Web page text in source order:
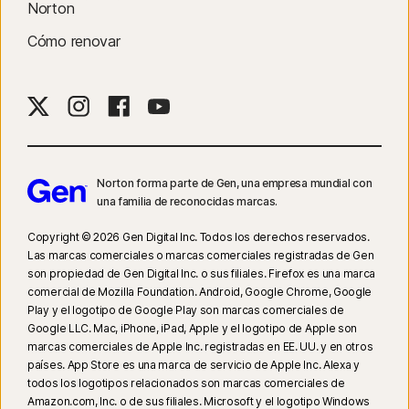
compatible con Internet Explorer. En iOS y Android, es necesario utilizar el
beneficios de las funciones.
Las funciones de Copia de seguridad en la nube solo están disponibles
en Windows (excepto Windows en modo S y Windows sobre un
Las funciones de SafeCam solo están disponibles en Windows (excepto
Windows en modo S y Windows sobre un procesador ARM).
Para activar la copia de seguridad de archivos de video o videos de
juegos, debe configurar los ajustes de copia de seguridad en Mis
documentos.
La función Optimización de notificaciones solo está disponible en
Windows (excepto Windows en modo S y Windows en un procesador
ARM).
Norton
Cómo renovar
Norton forma parte de Gen, una empresa mundial con
una familia de reconocidas marcas.
Copyright © 2026 Gen Digital Inc. Todos los derechos reservados.
Las marcas comerciales o marcas comerciales registradas de Gen
son propiedad de Gen Digital Inc. o sus filiales. Firefox es una marca
comercial de Mozilla Foundation. Android, Google Chrome, Google
Play y el logotipo de Google Play son marcas comerciales de
Google LLC. Mac, iPhone, iPad, Apple y el logotipo de Apple son
marcas comerciales de Apple Inc. registradas en EE. UU. y en otros
países. App Store es una marca de servicio de Apple Inc. Alexa y
todos los logotipos relacionados son marcas comerciales de
Amazon.com, Inc. o de sus filiales. Microsoft y el logotipo Windows